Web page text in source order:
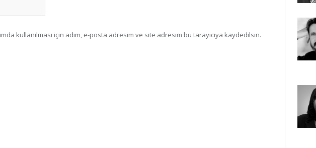
kullanılması için adım, e-posta adresim ve site adresim bu tarayıcıya kaydedilsin.